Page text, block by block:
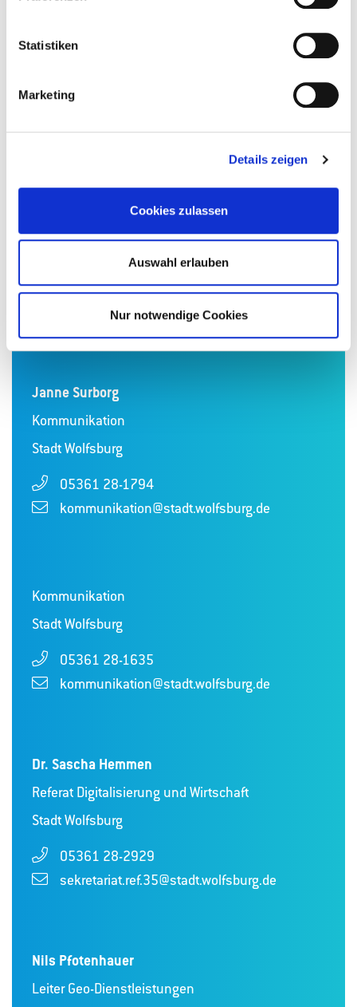
Statistiken
Marketing
Details zeigen
Cookies zulassen
Auswahl erlauben
Nur notwendige Cookies
Ostfalia Hochschule für angewandte
05361 891-8235
info@energieagentur-wolfsburg.de
Janne Surborg
Kommunikation
Stadt Wolfsburg
05361 28-1794
kommunikation@stadt.wolfsburg.de
Kommunikation
Stadt Wolfsburg
05361 28-1635
kommunikation@stadt.wolfsburg.de
Dr. Sascha Hemmen
Referat Digitalisierung und Wirtschaft
Stadt Wolfsburg
05361 28-2929
sekretariat.ref.35@stadt.wolfsburg.de
Nils Pfotenhauer
Leiter Geo-Dienstleistungen